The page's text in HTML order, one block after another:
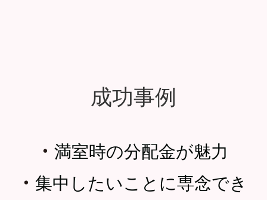
成功事例
・ 満室時の分配金が魅力
・ 集中したいことに専念でき